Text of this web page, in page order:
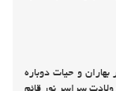
زاده عبداله به